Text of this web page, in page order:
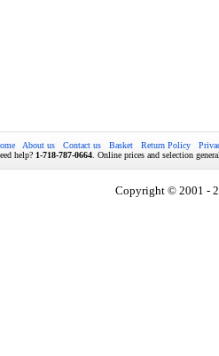
About us Contact us Basket Return Policy
help? 1-718-787-0664 . Online prices and selection
Copyright © 2001 -